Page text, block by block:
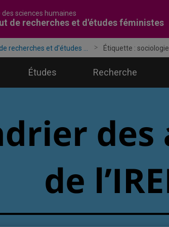
des sciences humaines
de recherches et d'études féministes
recherches et d'études ... Étiquette : sociologie
Études Recherche